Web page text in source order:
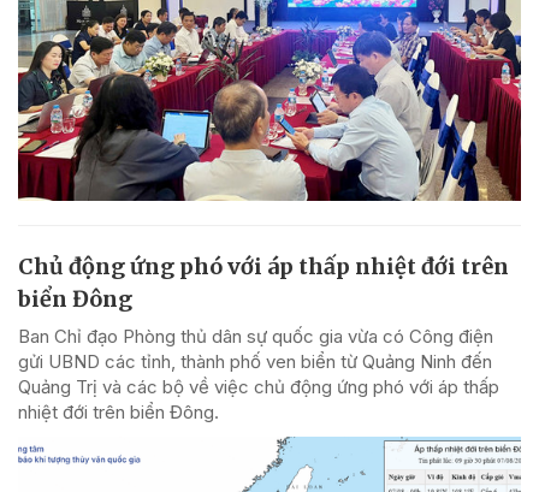
Chủ động ứng phó với áp thấp nhiệt đới trên
biển Đông
Ban Chỉ đạo Phòng thủ dân sự quốc gia vừa có Công điện
gửi UBND các tỉnh, thành phố ven biển từ Quảng Ninh đến
Quảng Trị và các bộ về việc chủ động ứng phó với áp thấp
nhiệt đới trên biển Đông.